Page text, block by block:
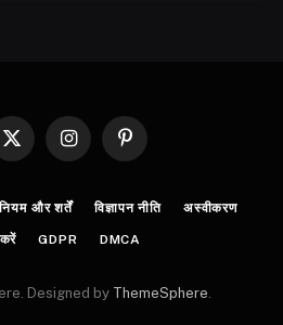
X
InstagramPinterest
नियम और शर्तें विज्ञापन नीति अस्वीकरण
GDPR DMCA
Designed by ThemeSphere